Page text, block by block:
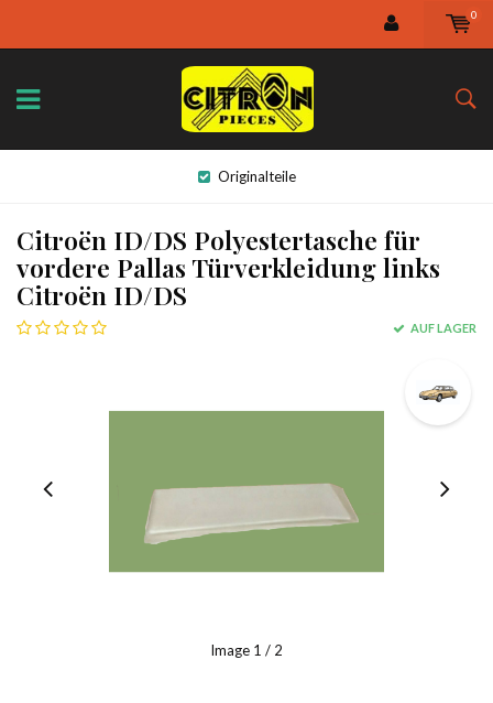
0
Originalteile
Citroën ID/DS Polyestertasche für
vordere Pallas Türverkleidung links
Citroën ID/DS
AUF LAGER
Image 1 / 2